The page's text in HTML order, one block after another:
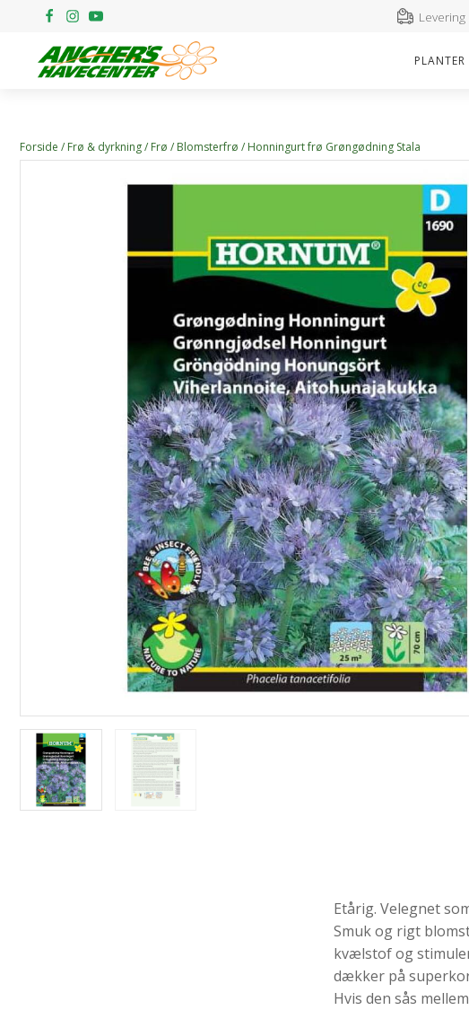
PLANTER
Forside / Frø & dyrkning/ Frø / Blomsterfrø / Honningurt frø Grøngødning Stala
Etårig. Velegnet
Smuk og rigt
kvælstof og
dækker på
Hvis den sås